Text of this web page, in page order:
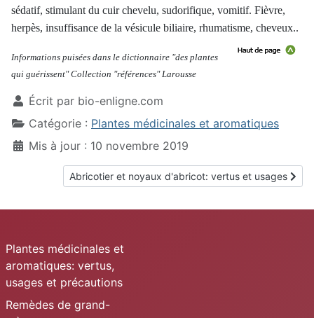
sédatif, stimulant du cuir chevelu, sudorifique, vomitif. Fièvre,
herpès, insuffisance de la vésicule biliaire, rhumatisme, cheveux..
Informations puisées dans le dictionnaire "des plantes
qui guérissent" Collection "références" Larousse
Écrit par bio-enligne.com
Catégorie : Plantes médicinales et aromatiques
Mis à jour : 10 novembre 2019
Article suivant : Abricotier et noyaux d'abricot:
Abricotier et noyaux d'abricot: vertus et usages
Plantes médicinales et
aromatiques: vertus,
usages et précautions
Remèdes de grand-